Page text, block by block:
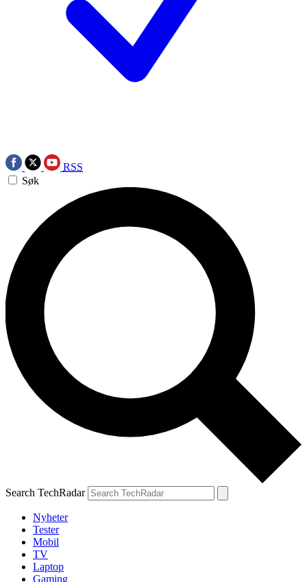
RSS
Søk
Search TechRadar
Nyheter
Tester
Mobil
TV
Laptop
Gaming